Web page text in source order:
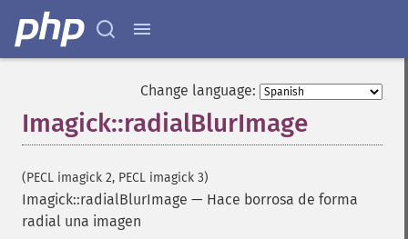
Change language:
Imagick::radialBlurImage
(PECL imagick 2, PECL imagick 3)
Imagick::radialBlurImage — Hace borrosa de forma
radial una imagen
getSizeOffset
getVersion
haldClutImage
identifyFormat
identifyImage
importImagePixels
inverseFourierTransformImage
labelImage